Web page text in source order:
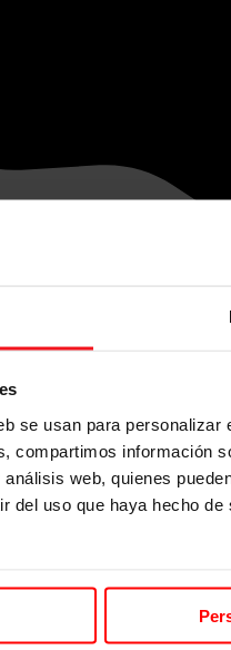
se usan para
compartimos información
web, quienes
del uso que haya hecho